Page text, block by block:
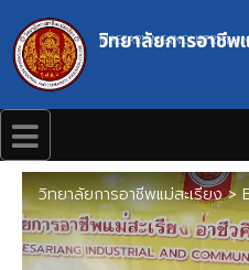
วิทยาลัยการอาชีพ
MAESARIANG INDUSTRIAL
วิทยาลัยการอาชีพแม่สะเรียง>